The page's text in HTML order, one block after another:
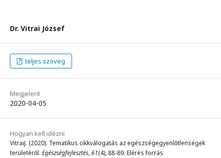
Dr. Vitrai József
teljes szöveg
Megjelent
2020-04-05
Hogyan kell idézni
VitraiJ. (2020). Tematikus cikkválogatás az egészségegyenlőtlenségek
területéről. Egészségfejlesztés,61(4), 88-89. Elérés forrás